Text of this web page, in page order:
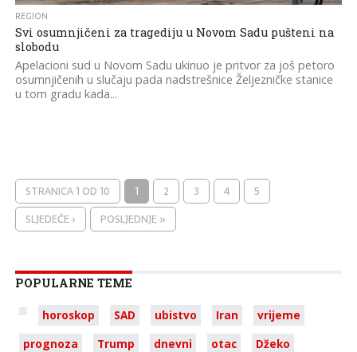
REGION
Svi osumnjičeni za tragediju u Novom Sadu pušteni na
slobodu
Apelacioni sud u Novom Sadu ukinuo je pritvor za još petoro
osumnjičenih u slučaju pada nadstrešnice Željezničke stanice
u tom gradu kada...
STRANICA 1 OD 10 1 2 3 4
5
SLJEDEĆE ›
POSLJEDNJE »
POPULARNE TEME
horoskop SAD ubistvo Iran
vrijeme
prognoza
Trump dnevni otac
Džeko